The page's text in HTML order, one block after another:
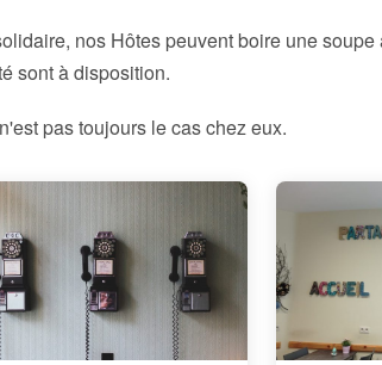
nos Hôtes peuvent boire une
sont à disposition.
pas toujours le cas chez eux.